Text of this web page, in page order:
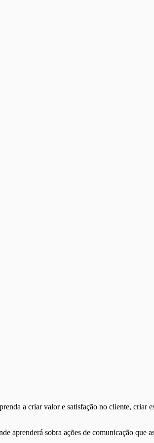
a criar valor e satisfação no cliente, criar
aprenderá sobra ações de comunicação